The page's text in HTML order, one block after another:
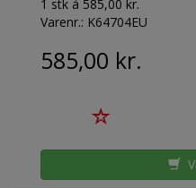
1 stk á 585,00 kr.
Varenr.: K64704EU
585,00 kr.